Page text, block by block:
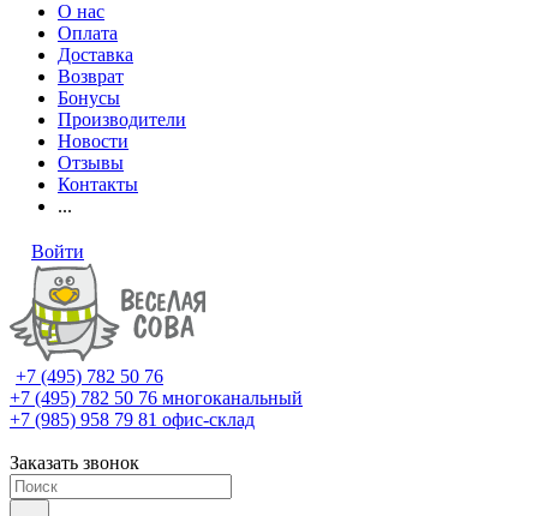
О нас
Оплата
Доставка
Возврат
Бонусы
Производители
Новости
Отзывы
Контакты
...
Войти
+7 (495) 782 50 76
+7 (495) 782 50 76 многоканальный
+7 (985) 958 79 81 офис-склад
Заказать звонок